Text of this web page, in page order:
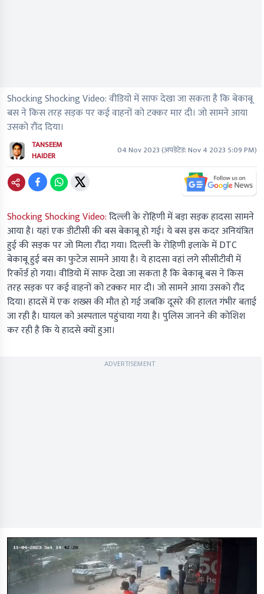
Shocking Shocking Video: वीडियो में साफ देखा जा सकता है कि बेकाबू
बस ने किस तरह सड़क पर कई वाहनों को टक्कर मार दी। जो सामने आया
उसको रौंद दिया।
TANSEEM
HAIDER
04 Nov 2023(अपडेटेड:Nov 4 2023 5:09 PM)
Shocking Shocking Video:दिल्ली के रोहिणी में बड़ा सड़क हादसा सामने
आया है। यहां एक डीटीसी की बस बेकाबू हो गई। ये बस इस कदर अनियंत्रित
हुई की सड़क पर जो मिला रौंदा गया। दिल्ली के रोहिणी इलाके में DTC
बेकाबू हुई बस का फुटेज सामने आया है। ये हादसा वहां लगे सीसीटीवी में
रिकॉर्ड हो गया। वीडियो में साफ देखा जा सकता है कि बेकाबू बस ने किस
तरह सड़क पर कई वाहनों को टक्कर मार दी। जो सामने आया उसको रौंद
दिया। हादसें में एक शख्स की मौत हो गई जबकि दूसरे की हालत गंभीर बताई
जा रही है। घायल को अस्पताल पहुंचाया गया है। पुलिस जानने की कोशिश
कर रही है कि ये हादसे क्यों हुआ।
ADVERTISEMENT